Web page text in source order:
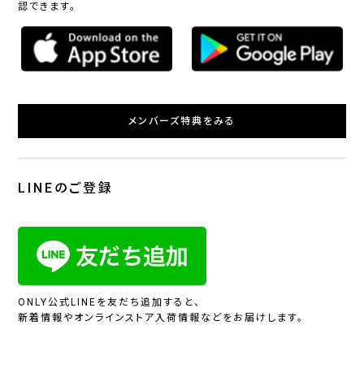
認できます。
メンバーズ特典をみる
LINEのご登録
ONLY公式LINEを友だち追加すると、
新着情報やオンラインストア入荷情報などをお届けします。